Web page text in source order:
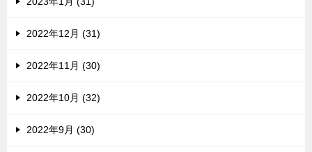
2022年12月 (31)
2022年11月 (30)
2022年10月 (32)
2022年9月 (30)